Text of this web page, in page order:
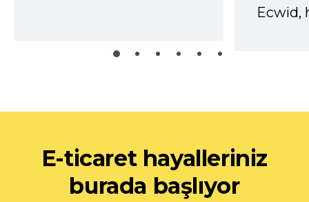
Ecwid,
E-ticaret hayalleriniz
burada başlıyor